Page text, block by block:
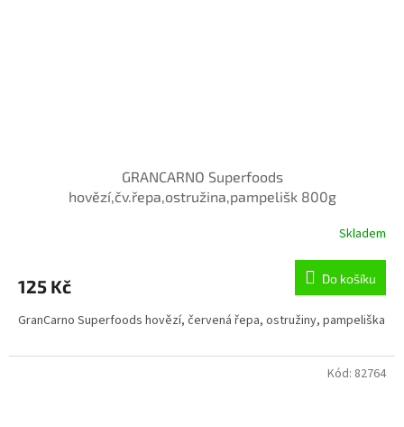
GRANCARNO Superfoods
hovězí,čv.řepa,ostružina,pampelišk 800g
Skladem
125 Kč Do košíku
GranCarno Superfoods hovězí, červená řepa, ostružiny, pampeliška
Kód: 82764